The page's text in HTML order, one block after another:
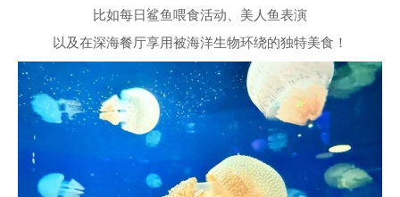
比如每日鲨鱼喂食活动、美人鱼表演
以及在深海餐厅享用被海洋生物环绕的独特美食！